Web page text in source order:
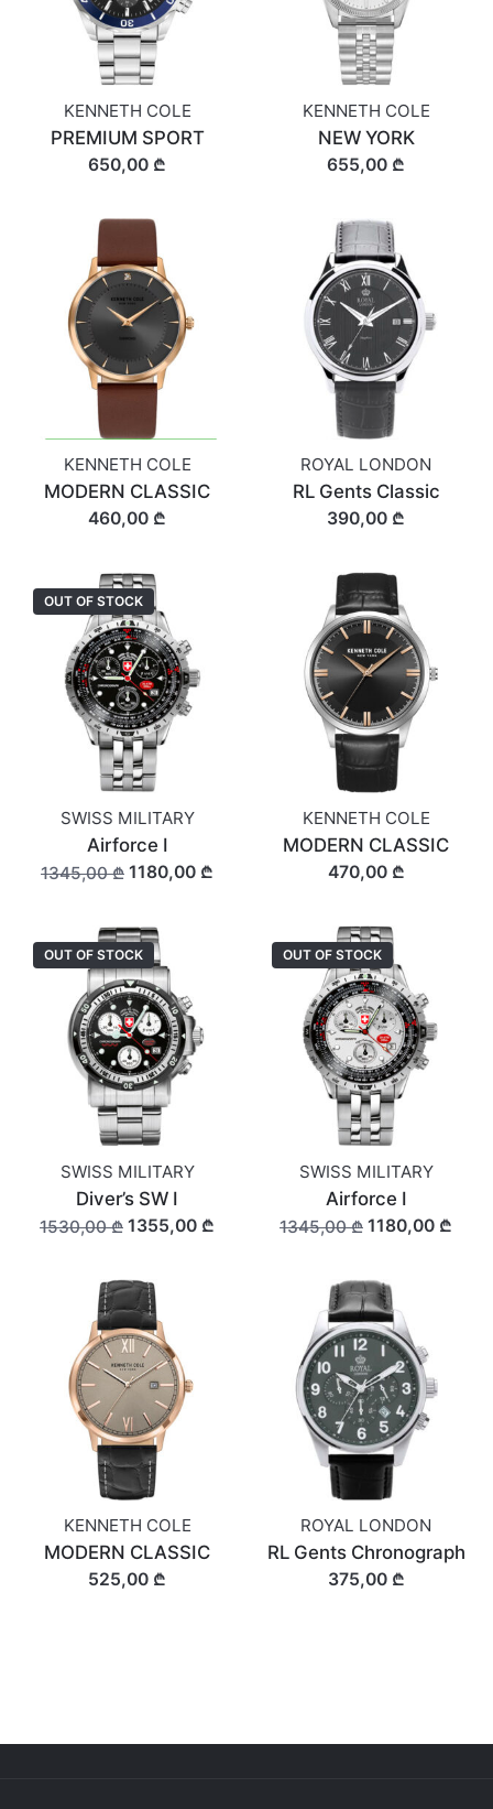
KENNETH COLE
PREMIUM SPORT
650,00 ₾
KENNETH COLE
NEW YORK
655,00 ₾
KENNETH COLE
MODERN CLASSIC
460,00 ₾
ROYAL LONDON
RL Gents Classic
390,00 ₾
OUT OF STOCK
SWISS MILITARY
Airforce I
1345,00 ₾ 1180,00 ₾
KENNETH COLE
MODERN CLASSIC
470,00 ₾
OUT OF STOCK
SWISS MILITARY
Diver’s SW I
1530,00 ₾ 1355,00 ₾
OUT OF STOCK
SWISS MILITARY
Airforce I
1345,00 ₾ 1180,00 ₾
KENNETH COLE
MODERN CLASSIC
525,00 ₾
ROYAL LONDON
RL Gents Chronograph
375,00 ₾